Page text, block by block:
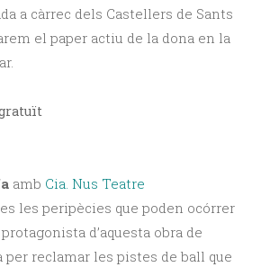
a càrrec dels Castellers de Sants
el paper actiu de la dona en la
amb Cia. Nus Teatre
les peripècies que poden ocórrer
d’aquesta obra de
reclamar les pistes de ball que